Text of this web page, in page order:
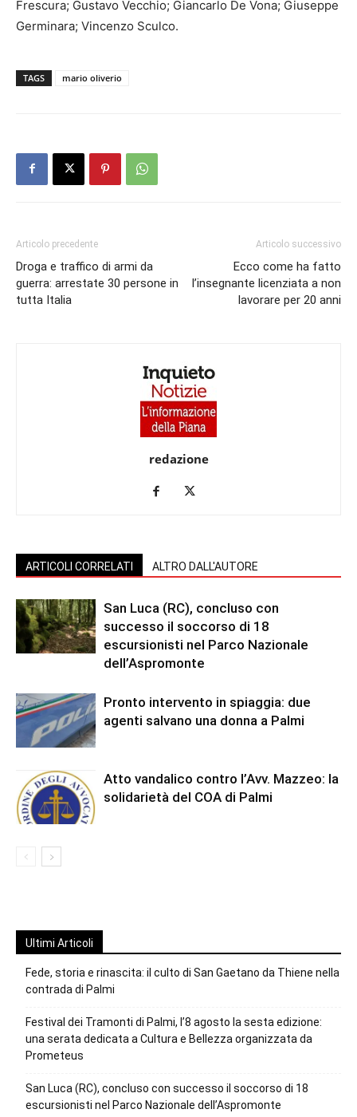
Frescura; Gustavo Vecchio; Giancarlo De Vona; Giuseppe
Germinara; Vincenzo Sculco.
TAGS mario oliverio
Articolo precedente
Droga e traffico di armi da
guerra: arrestate 30 persone in
tutta Italia
Articolo successivo
Ecco come ha fatto
l’insegnante licenziata a non
lavorare per 20 anni
redazione
ARTICOLI CORRELATI ALTRO DALL'AUTORE
San Luca (RC), concluso con
successo il soccorso di 18
escursionisti nel Parco Nazionale
dell’Aspromonte
Pronto intervento in spiaggia: due
agenti salvano una donna a Palmi
Atto vandalico contro l’Avv. Mazzeo: la
solidarietà del COA di Palmi
Ultimi Articoli
Fede, storia e rinascita: il culto di San Gaetano da Thiene nella
contrada di Palmi
Festival dei Tramonti di Palmi, l’8 agosto la sesta edizione:
una serata dedicata a Cultura e Bellezza organizzata da
Prometeus
San Luca (RC), concluso con successo il soccorso di 18
escursionisti nel Parco Nazionale dell’Aspromonte